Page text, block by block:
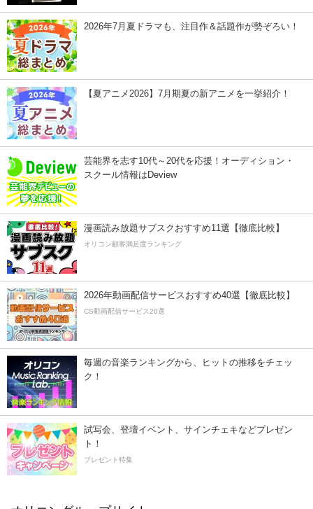
2026年7月夏ドラマも、注目作＆話題作が勢ぞろい！
【夏アニメ2026】7月期夏の新アニメを一挙紹介！
芸能界を志す10代～20代を応援！オーディション・
スクール情報はDeview
漫画読み放題サブスクおすすめ11選【徹底比較】
オリコン顧客満足度ランキング
2026年動画配信サービスおすすめ40選【徹底比較】
CS動画配信サービス20選
毎週の音楽ランキングから、ヒットの推移をチェッ
ク！
試写会、登壇イベント、サインチェキなどプレゼン
ト！
プレゼント特集